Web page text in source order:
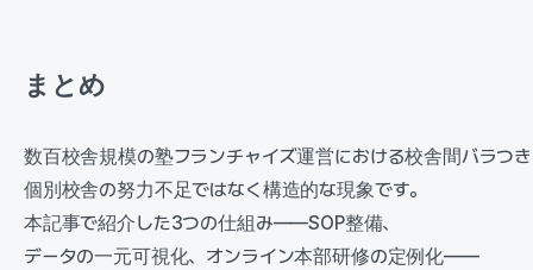
まとめ
数百校舎規模の塾フランチャイズ運営における校舎間バラつ
個別校舎の努力不足ではなく構造的な現象です。
本記事で紹介した3つの仕組み——SOP整備、
データの一元可視化、オンライン本部研修の定例化——